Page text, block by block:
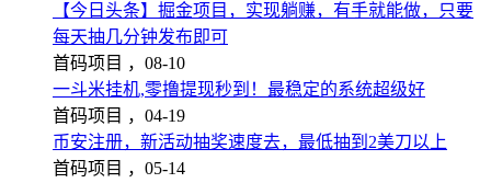
【今日头条】掘金项目，实现躺赚，有手就能做，只要
每天抽几分钟发布即可
首码项目 ， 08-10
一斗米挂机,零撸提现秒到！最稳定的系统超级好
首码项目 ， 04-19
币安注册，新活动抽奖速度去，最低抽到2美刀以上
首码项目 ， 05-14